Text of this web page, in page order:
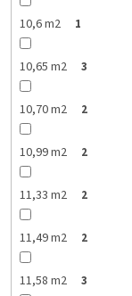
10,6 m2 1
10,65 m2 3
10,70 m2 2
10,99 m2 2
11,33 m2 2
11,49 m2 2
11,58 m2 3